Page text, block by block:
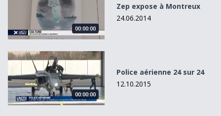
00:00:00
Zep expose à Montreux
24.06.2014
Police aérienne 24 sur 24
00:00:00
Police aérienne 24 sur 24
12.10.2015